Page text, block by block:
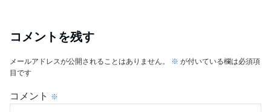
コメントを残す
メールアドレスが公開されることはありません。 ※ が付いている欄は必須項
目です
コメント ※